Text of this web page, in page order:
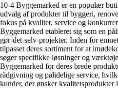
10-4 Byggemarked er en populær
udvalg af produkter til byggeri,
fokus på kvalitet, service og
Byggemarked etableret sig som en
gør-det-selv-projekter. Inden for
tilpasset deres sortiment for at
søger specifikke løsninger og
Byggemarked for deres brede
rådgivning og pålidelige service,
kunder, der ønsker kvalitetsprodukter